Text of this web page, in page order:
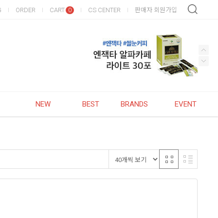
ORDER CART 0 CS CENTER 판매자 회원가입
NEW BEST BRANDS EVENT